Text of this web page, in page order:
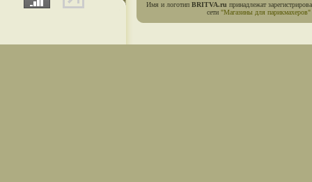
Имя и логотип BRITVA.ru принадлежат
сети "Магазины для парикмахеров"